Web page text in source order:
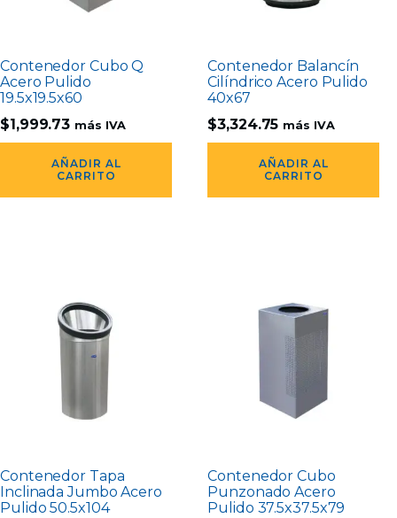
Contenedor Cubo Q
Acero Pulido
19.5x19.5x60
$1,999.73 más IVA
AÑADIR AL
CARRITO
Contenedor Balancín
Cilíndrico Acero Pulido
40x67
$3,324.75 más IVA
AÑADIR AL
CARRITO
Contenedor Tapa
Inclinada Jumbo Acero
Pulido 50.5x104
Contenedor Cubo
Punzonado Acero
Pulido 37.5x37.5x79